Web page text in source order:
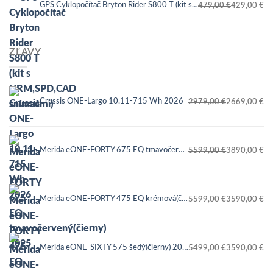
559,00 €.
449,00 €.
GPS Cyklopočítač Bryton Rider S800 T (kit s HRM,SPD,CAD snímačmi)479,00€
Pôvodná
cena
bola:
479,00 €.
429,00 €
Aktuálna
cena
je:
429,00 €.
ZĽAVY
Crussis ONE-Largo 10.11-715 Wh 2026 2979,00€
Pôvodná
cena
bola:
2979,00 €.
2669,00 €
Aktuálna
cena
je:
2669,00 €.
Merida eONE-FORTY 675 EQ tmavočervený(čierny) 2025 5599,00€
Pôvodná
cena
bola:
5599,00 €.
3890,00 €
Aktuálna
cena
je:
3890,00 €.
Merida eONE-FORTY 475 EQ krémová(čierna) 20255599,00€
Pôvodná
cena
bola:
5599,00 €.
3590,00 €
Aktuálna
cena
je:
3590,00 €.
Merida eONE-SIXTY 575 šedý(čierny) 20255499,00€
Pôvodná
3590,00 €
Aktuálna